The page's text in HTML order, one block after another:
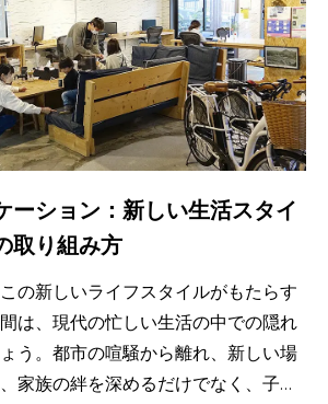
ーション：新しい生活スタイ
取り組み方
の新しいライフスタイルがもたらす
は、現代の忙しい生活の中での隠れ
う。都市の喧騒から離れ、新しい場
家族の絆を深めるだけでなく、子供